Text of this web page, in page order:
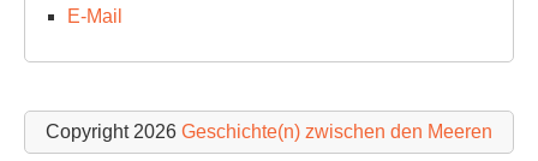
E-Mail
Copyright 2026 Geschichte(n) zwischen den Meeren